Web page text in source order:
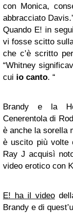
con Monica,
abbracciato
Quando E! in
vi fosse scitto
che c’è scritto
“Whitney
cui io canto. “
Brandy e la
Cenerentola di
è anche la sorella
è uscito più volte
Ray J acquisì
video erotico con
E! ha il video
Brandy e di